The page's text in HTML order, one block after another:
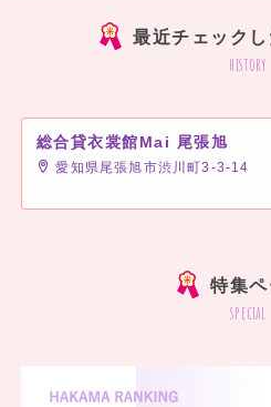
最近チェック
history
総合貸衣裳館Mai 尾張旭
愛知県尾張旭市渋川町3-3-14
特集ペ
special